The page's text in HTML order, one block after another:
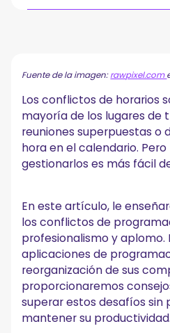
¿Por qué ocurren los
7 maneras de evitar
1. Planifique proyectos y
realistas
2. Utilice una herramienta de
disponibilidad y la capacidad
4. Incluya búferes al
5. Tenga listas las
6. Cree un proceso confiable
7. Considere soluciones
Cómo gestionar los
A. Cómo manejar los conflictos
no puede reprogramarla
B. Cómo manejar los conflictos
puede reprogramarla
Fuente de la imagen:rawpixel.com
Los conflictos de horarios
mayoría de los lugares de
reuniones superpuestas o
hora en el calendario.
gestionarlos es más fácil
En este artículo, le
los conflictos de
profesionalismo y aplomo.
aplicaciones de
reorganización de sus
proporcionaremos
superar estos desafíos sin
mantener su productividad.